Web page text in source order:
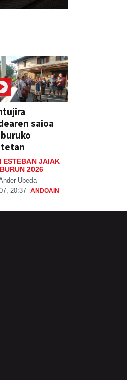
saioa
ESTEBAN JAIAK
2026
Ubeda
20:37 ANDOAIN